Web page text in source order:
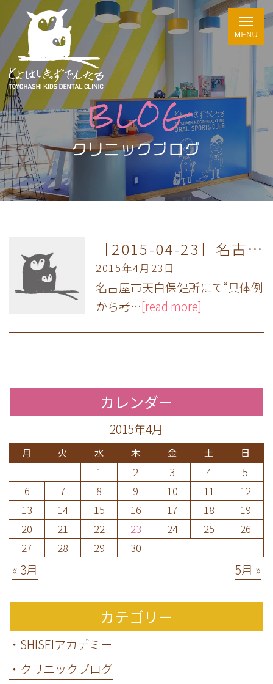
BLOG
クリニックブログ
［2015-04-23］名古屋市天白保健所講演会
2015年4月23日
名古屋市天白保健所にて“具体例
から考…[read more]
カレンダー
2015年4月
月 火 水 木 金 土 日
1 2 3 4
5
6
7 8 9 10 11
12
13
14 15 16 17 18
19
20
21 22 23 24 25
26
27
28 29 30
« 3月 5月 »
カテゴリー
・SHISEIアカデミー
・クリニックブログ